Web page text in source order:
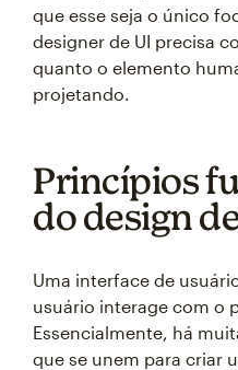
que esse seja o único
designer de UI precisa
quanto o elemento
projetando.
Princípios
do design
Uma interface de
usuário interage com o
Essencialmente, há
que se unem para criar